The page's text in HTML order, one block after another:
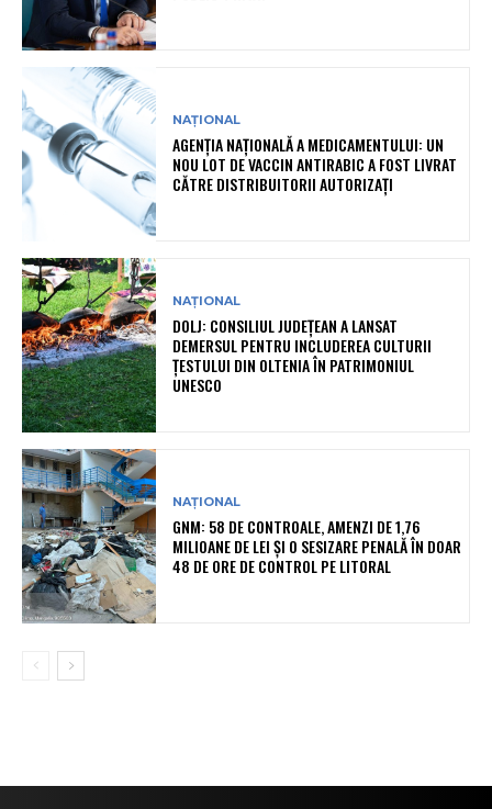
NAȚIONAL
AGENȚIA NAȚIONALĂ A MEDICAMENTULUI: UN
NOU LOT DE VACCIN ANTIRABIC A FOST LIVRAT
CĂTRE DISTRIBUITORII AUTORIZAȚI
NAȚIONAL
DOLJ: CONSILIUL JUDEȚEAN A LANSAT
DEMERSUL PENTRU INCLUDEREA CULTURII
ȚESTULUI DIN OLTENIA ÎN PATRIMONIUL
UNESCO
NAȚIONAL
GNM: 58 DE CONTROALE, AMENZI DE 1,76
MILIOANE DE LEI ȘI O SESIZARE PENALĂ ÎN DOAR
48 DE ORE DE CONTROL PE LITORAL